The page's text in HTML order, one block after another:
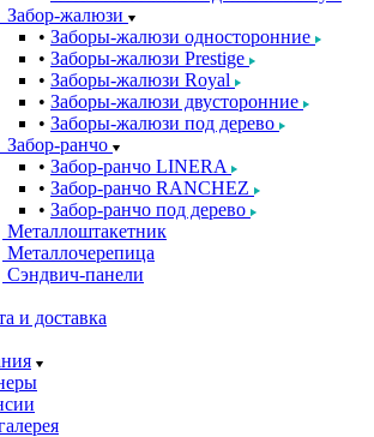
Забор-жалюзи
Заборы-жалюзи односторонние
Заборы-жалюзи Prestige
Заборы-жалюзи Royal
Заборы-жалюзи двусторонние
Заборы-жалюзи под дерево
Забор-ранчо
Забор-ранчо LINERA
Забор-ранчо RANCHEZ
Забор-ранчо под дерево
Металлоштакетник
Металлочерепица
Сэндвич-панели
и доставка